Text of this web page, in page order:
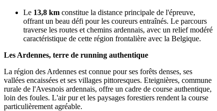
Le 13,8 km constitue la distance principale de l'épreuve,
offrant un beau défi pour les coureurs entraînés. Le parcours
traverse les routes et chemins ardennais, avec un relief modéré
caractéristique de cette région frontalière avec la Belgique.
Les Ardennes, terre de running authentique
La région des Ardennes est connue pour ses forêts denses, ses
vallées encaissées et ses villages pittoresques. Eteignières, commune
rurale de l'Avesnois ardennais, offre un cadre de course authentique,
loin des foules. L'air pur et les paysages forestiers rendent la course
particulièrement agréable.